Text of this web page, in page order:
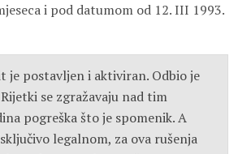
i pod datumom od 12. III 1993.
je postavljen i aktiviran. Odbio je
se zgražavaju nad tim
pogreška što je spomenik. A
legalnom, za ova rušenja